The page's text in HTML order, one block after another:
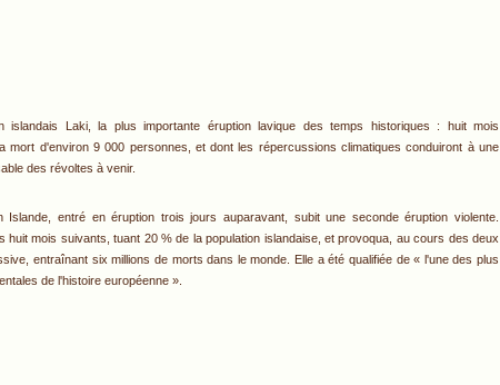
islandais Laki, la plus importante éruption lavique des temps historiques : huit mois
mort d'environ 9 000 personnes, et dont les répercussions climatiques conduiront à une
des révoltes à venir.
Islande, entré en éruption trois jours auparavant, subit une seconde éruption violente.
huit mois suivants, tuant 20 % de la population islandaise, et provoqua, au cours des deux
entraînant six millions de morts dans le monde. Elle a été qualifiée de « l'une des plus
de l'histoire européenne ».